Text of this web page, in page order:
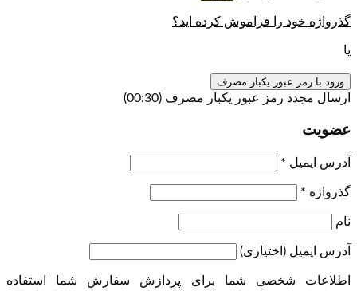
گذرواژه خود را فراموش کرده اید؟
یا
ورود با رمز عبور یکبار مصرف
ارسال مجدد رمز عبور یکبار مصرف (00:
30
)
عضویت
آدرس ایمیل *
گذرواژه *
نام
آدرس ایمیل (اختیاری)
اطلاعات شخصی شما برای پردازش سفارش شما استفاده